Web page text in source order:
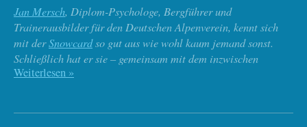
Jan Mersch, Diplom-Psychologe, Bergführer und
Trainerausbilder für den Deutschen Alpenverein, kennt sich
mit derSnowcardso gut aus wie wohl kaum jemand sonst.
Schließlich hat er sie – gemeinsam mit dem inzwischen
verstorbenen Martin Engler – erfunden.
Weiterlesen »